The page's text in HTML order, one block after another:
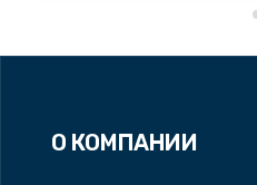
О КОМПАНИИ